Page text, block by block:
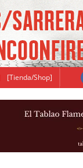
[Tienda/Shop]